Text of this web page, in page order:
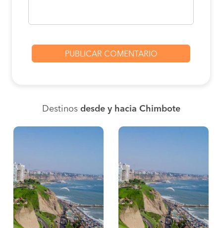
Destinos desde y hacia Chimbote